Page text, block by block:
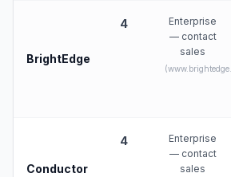
BrightEdge
4
Enterprise
— contact
sales
(
Conductor
4
Enterprise
— contact
sales